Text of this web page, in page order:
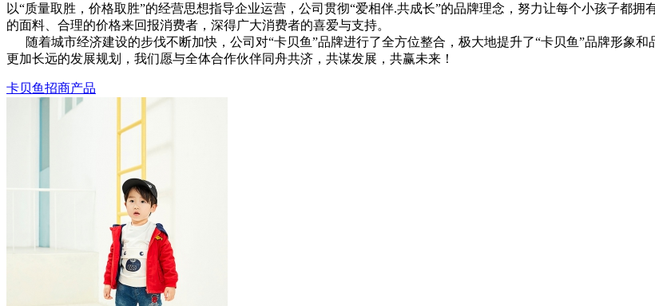
以“质量取胜，价格取胜”的经营思想指导企业运营，公司贯彻“爱相伴.共成长”的品牌理念，努力让每个小孩子都
的面料、合理的价格来回报消费者，深得广大消费者的喜爱与支持。
随着城市经济建设的步伐不断加快，公司对“卡贝鱼”品牌进行了全方位整合，极大地提升了“卡贝鱼”品牌形象
更加长远的发展规划，我们愿与全体合作伙伴同舟共济，共谋发展，共赢未来！
卡贝鱼招商产品